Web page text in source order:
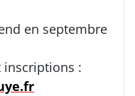
en septembre
: